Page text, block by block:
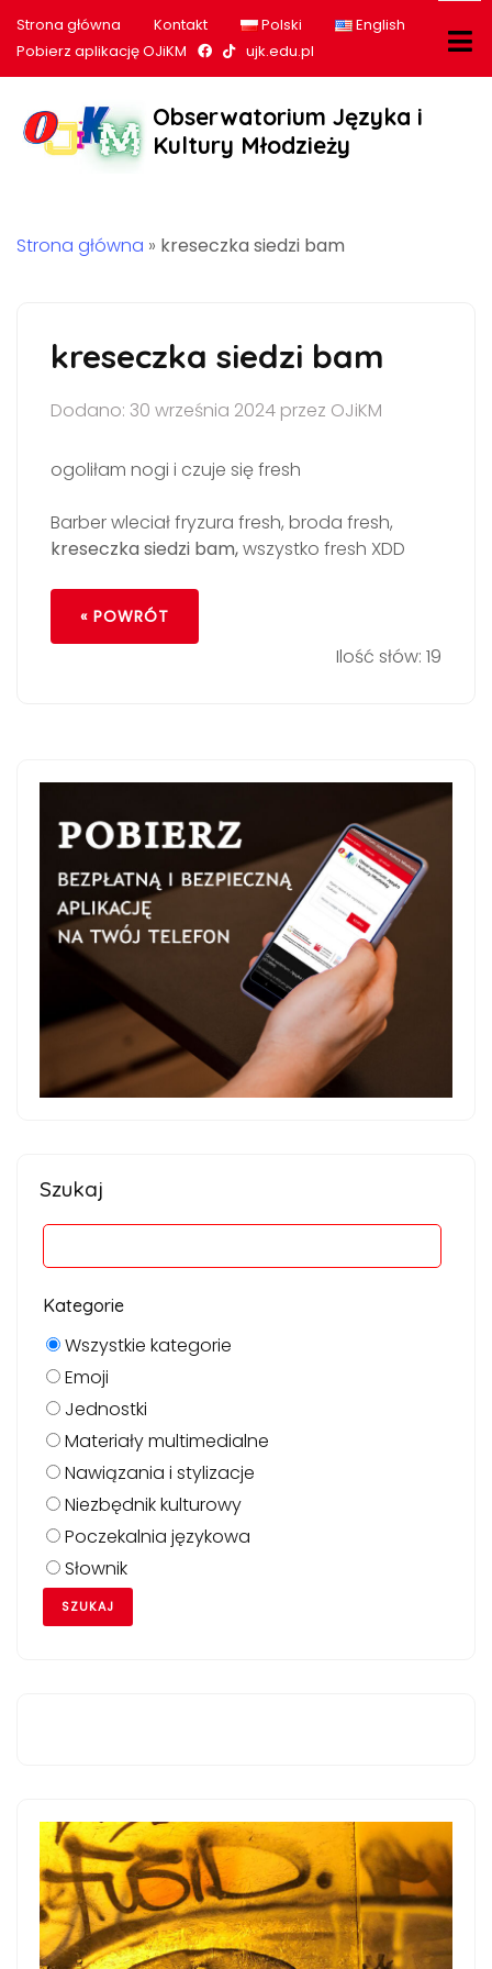
Strona główna Kontakt Polski
English
Pobierz aplikację OJiKM
Nasz profil na Facebook
Nasz profil na tiktok
ujk.edu.pl
Obserwatorium Języka i
Kultury Młodzieży
Strona główna » kreseczka siedzi bam
kreseczka siedzi bam
Dodano: 30 września 2024 przez OJiKM
ogoliłam nogi i czuje się fresh
Barber wleciał fryzura fresh, broda fresh,
kreseczka siedzi bam,wszystko fresh XDD
« POWRÓT
Ilość słów: 19
Szukaj
Kategorie
Wszystkie kategorie
Emoji
Jednostki
Materiały multimedialne
Nawiązania i stylizacje
Niezbędnik kulturowy
Poczekalnia językowa
Słownik